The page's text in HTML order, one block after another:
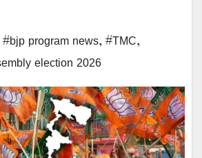
#bjp program news, #TMC,
election 2026